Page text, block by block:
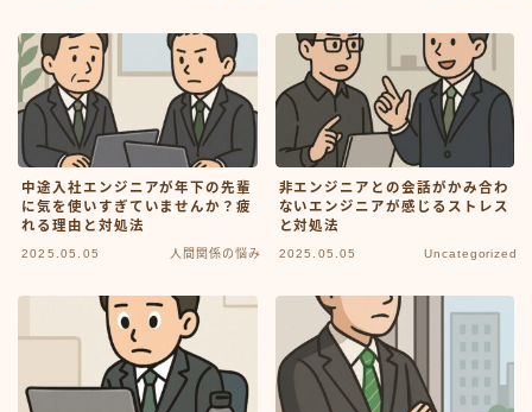
中途入社エンジニアが年下の先輩
に気を使いすぎていませんか？疲
れる理由と対処法
2025.05.05 人間関係の悩み
非エンジニアとの会話がかみ合わ
ないエンジニアが感じるストレス
と対処法
2025.05.05 Uncategorized